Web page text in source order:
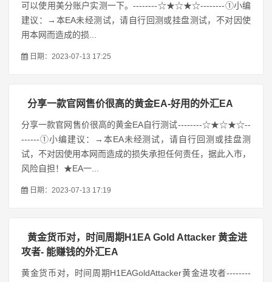
可以使用美分账户实测一下。--------☆★☆★☆--------①小编
建议：→本EA未经测试，请自行回测或挂盘测试，不对因使
用本网而造成的损...
日期：2023-07-13 17:25
分享一款官网售价很高的黄金EA-好用的外汇EA
分享一款官网售价很高的黄金EA自行测试--------☆★☆★☆--
------①小编建议：→本EA未经测试，请自行回测或挂盘测
试，不对因使用本网而造成的损失承担任何责任，据此入市，
风险自担！★EA一...
日期：2023-07-13 17:19
黄金货币对，时间周期H1EA Gold Attacker 黄金进
攻者- 能赚钱的外汇EA
黄金货币对，时间周期H1EAGoldAttacker黄金进攻者--------